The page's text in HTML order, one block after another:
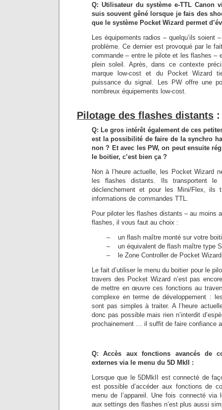
Q: Utilisateur du système e-TTL Canon
suis souvent gêné lorsque je fais des
que le système Pocket Wizard permet
Les équipements radios – quelqu’ils soient
problème. Ce dernier est provoqué par le
commande – entre le pilote et les flashes –
plein soleil. Après, dans ce contexte
marque low-cost et du Pocket Wizard
puissance du signal. Les PW offre une
nombreux équipements low-cost.
Pilotage des flashes distants :
Q: Le gros intérêt également de ces
est la possibilité de faire de la synchro
non ? Et avec les PW, on peut ensuite
le boitier, c’est bien ça ?
Non à l’heure actuelle, les Pocket Wizard
les flashes distants. Ils transportent le
déclenchement et pour les Mini/Flex, ils
informations de commandes TTL.
Pour piloter les flashes distants – au moins
flashes, il vous faut au choix :
– un flash maître monté sur votre
– un équivalent de flash maître type
– le Zone Controller de Pocket Wizard
Le fait d’utiliser le menu du boitier pour le
travers des Pocket Wizard n’est pas
de mettre en œuvre ces fonctions au
complexe en terme de développement :
sont pas simples à traiter. A l’heure
donc pas possible mais rien n’interdit
prochainement … il suffit de faire confiance
Q: Accès aux fonctions avancés de
externes via le menu du 5D MkII :
Lorsque que le 5DMkII est connecté de
est possible d’accéder aux fonctions de
menu de l’appareil. Une fois connecté via
aux settings des flashes n’est plus aussi